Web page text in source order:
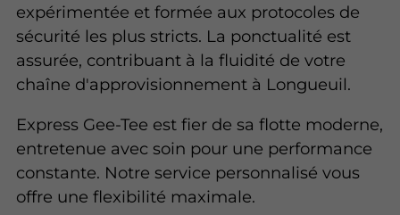
expérimentée et formée aux protocoles de
sécurité les plus stricts. La ponctualité est
assurée, contribuant à la fluidité de votre
chaîne d'approvisionnement à Longueuil.
Express Gee-Tee est fier de sa flotte moderne,
entretenue avec soin pour une performance
constante. Notre service personnalisé vous
offre une flexibilité maximale.